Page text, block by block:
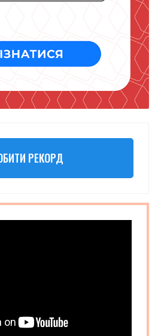
РЕКОРД